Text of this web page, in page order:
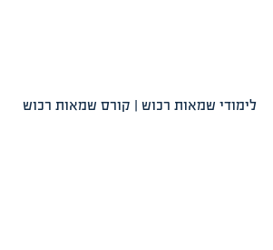
לימודי שמאות רכוש | קורס שמאות רכוש